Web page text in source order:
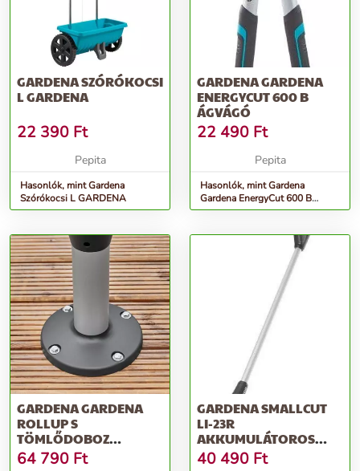
GARDENA SZÓRÓKOCSI
L GARDENA
22 390 Ft
Pepita
Hasonlók, mint Gardena
Szórókocsi L GARDENA
GARDENA GARDENA
ENERGYCUT 600 B
ÁGVÁGÓ
22 490 Ft
Pepita
Hasonlók, mint Gardena
Gardena EnergyCut 600 B
Ágvágó
GARDENA GARDENA
ROLLUP S
TÖMLŐDOBOZ
TERASZRA
64 790 Ft
GARDENA SMALLCUT
LI-23R
AKKUMULÁTOROS
FŰSZEGÉLYNYÍRÓ
40 490 Ft